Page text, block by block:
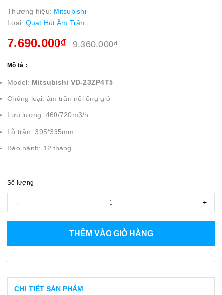
Thương hiệu: Mitsubishi
Loại: Quạt Hút Âm Trần
7.690.000₫ 9.360.000₫
Mô tả :
Model: Mitsubishi VD-23ZP4T5
Chủng loại: âm trần nối ống gió
Lưu lượng: 460/720m3/h
Lỗ trần: 395*395mm
Bảo hành: 12 tháng
Số lượng
- +
THÊM VÀO GIỎ HÀNG
CHI TIẾT SẢN PHẨM